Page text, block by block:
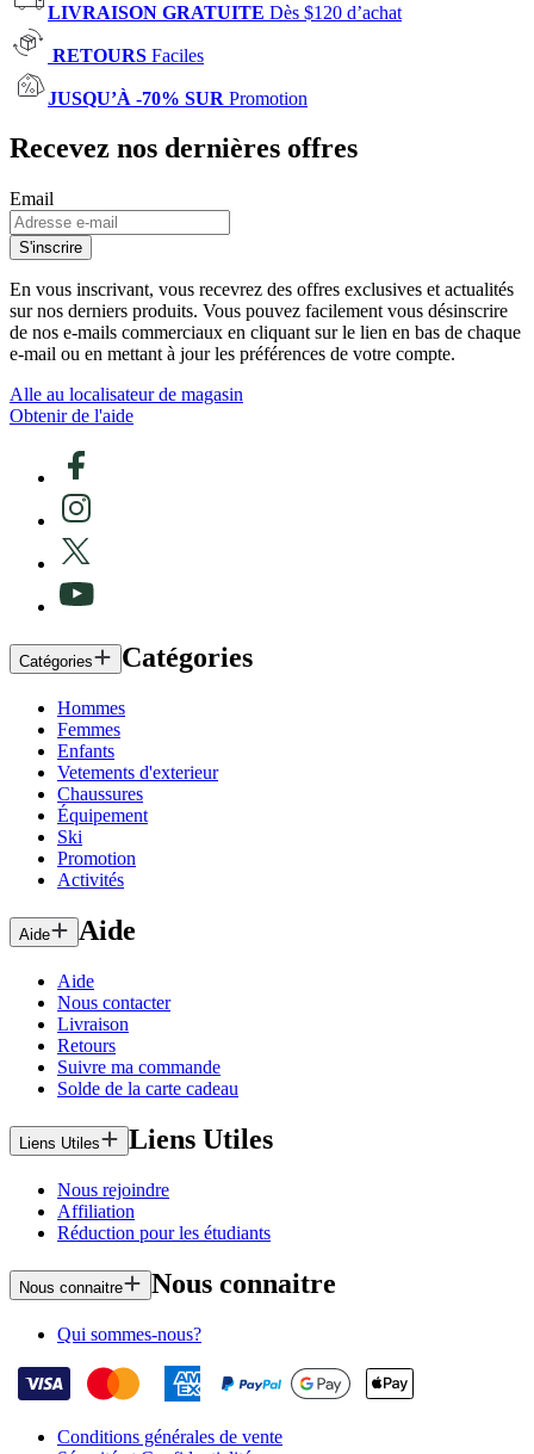
LIVRAISON GRATUITE Dès $120 d’achat
RETOURS Faciles
JUSQU’À -70% SUR Promotion
Recevez nos dernières offres
Email
S'inscrire
En vous inscrivant, vous recevrez des offres exclusives et actualités
sur nos derniers produits. Vous pouvez facilement vous désinscrire
de nos e-mails commerciaux en cliquant sur le lien en bas de chaque
e-mail ou en mettant à jour les préférences de votre compte.
Alle au localisateur de magasin
Obtenir de l'aide
Catégories Catégories
Hommes
Femmes
Enfants
Vetements d'exterieur
Chaussures
Équipement
Ski
Promotion
Activités
Aide Aide
Aide
Nous contacter
Livraison
Retours
Suivre ma commande
Solde de la carte cadeau
Liens Utiles Liens Utiles
Nous rejoindre
Affiliation
Réduction pour les étudiants
Nous connaitre Nous connaitre
Qui sommes-nous?
Conditions générales de vente